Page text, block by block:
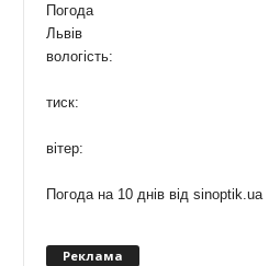
Погода
Львів
вологість:
тиск:
вітер:
Погода на 10 днів від sinoptik.ua
Реклама